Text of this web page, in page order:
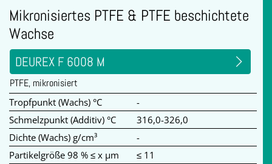
Mikronisiertes PTFE & PTFE beschichtete
Wachse
DEUREX F 6008 M
PTFE, mikronisiert
Tropfpunkt (Wachs) °C
-
Schmelzpunkt (Additiv) °C
316,0-326,0
Dichte (Wachs) g/cm³
-
Partikelgröße 98 % ≤ x µm
≤ 11